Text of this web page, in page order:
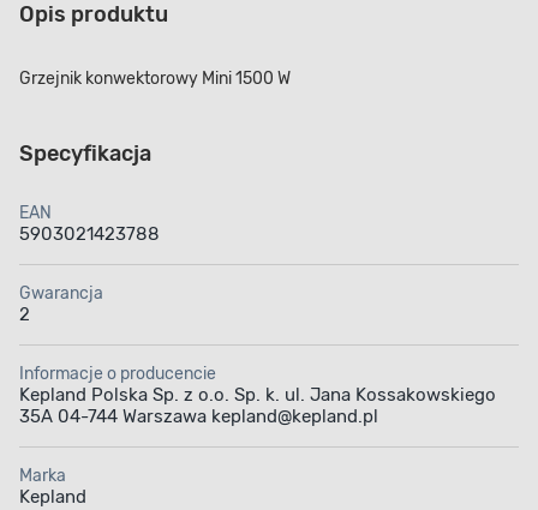
Opis produktu
Grzejnik konwektorowy Mini 1500 W
Specyfikacja
EAN
5903021423788
Gwarancja
2
Informacje o producencie
Kepland Polska Sp. z o.o. Sp. k. ul. Jana Kossakowskiego
35A 04-744 Warszawa kepland@kepland.pl
Marka
Kepland